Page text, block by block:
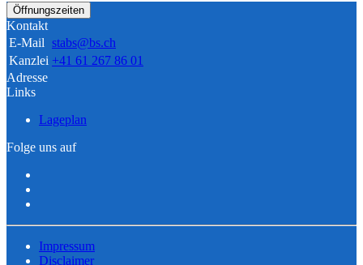
Öffnungszeiten
Kontakt
E-Mail stabs@bs.ch
Kanzlei +41 61 267 86 01
Adresse
Links
Lageplan
Folge uns auf
Impressum
Disclaimer